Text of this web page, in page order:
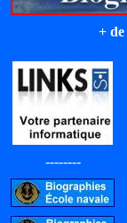
+
--------